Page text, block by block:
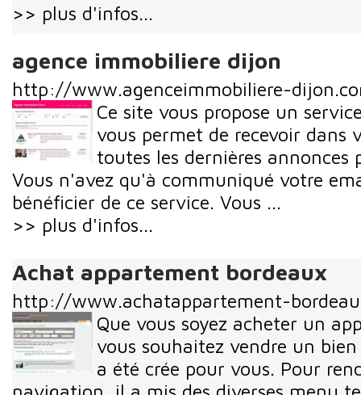
>> plus d'infos...
agence immobiliere dijon
http://www.agenceimmobiliere-
Ce site vous propose un
vous permet de recevoir dans
toutes les dernières annonces
Vous n'avez qu'à communiqué votre
bénéficier de ce service. Vous ...
>> plus d'infos...
Achat appartement bordeaux
http://www.achatappartement-
Que vous soyez acheter un
vous souhaitez vendre un
a été crée pour vous. Pour